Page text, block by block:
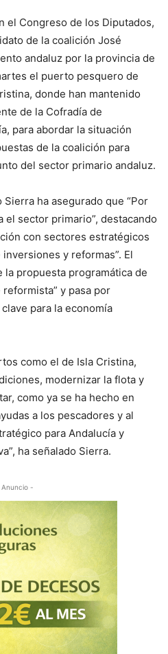
el Congreso de los Diputados,
de la coalición José
andaluz por la provincia de
el puerto pesquero de
donde han mantenido
de la Cofradía de
para abordar la situación
de la coalición para
del sector primario andaluz.
ha asegurado que “Por
el sector primario”, destacando
con sectores estratégicos
y reformas”. El
la propuesta programática de
y pasa por
para la economía
como el de Isla Cristina,
modernizar la flota y
como ya se ha hecho en
a los pescadores y al
para Andalucía y
ha señalado Sierra.
-